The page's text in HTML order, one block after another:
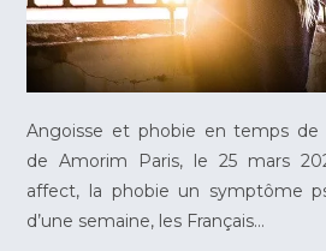
Angoisse et phobie en temps de
de Amorim Paris, le 25 mars
affect, la phobie un symptôme
d’une semaine, les Français…